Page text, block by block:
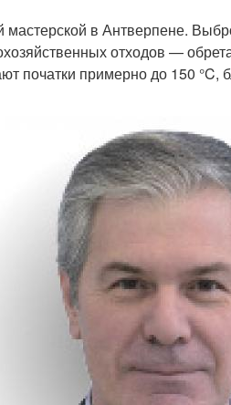
мастерской в Антверпене.
отходов —
початки примерно до 150